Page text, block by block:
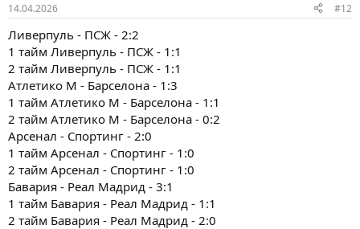
14.04.2026 #12
Ливерпуль - ПСЖ - 2:2
1 тайм Ливерпуль - ПСЖ - 1:1
2 тайм Ливерпуль - ПСЖ - 1:1
Атлетико М - Барселона - 1:3
1 тайм Атлетико М - Барселона - 1:1
2 тайм Атлетико М - Барселона - 0:2
Арсенал - Спортинг - 2:0
1 тайм Арсенал - Спортинг - 1:0
2 тайм Арсенал - Спортинг - 1:0
Бавария - Реал Мадрид - 3:1
1 тайм Бавария - Реал Мадрид - 1:1
2 тайм Бавария - Реал Мадрид - 2:0